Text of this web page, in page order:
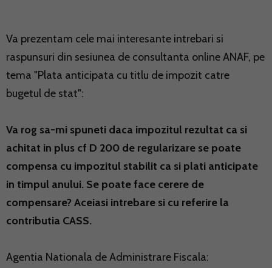
Va prezentam cele mai interesante intrebari si
raspunsuri din sesiunea de consultanta online ANAF, pe
tema "Plata anticipata cu titlu de impozit catre
bugetul de stat":
Va rog sa-mi spuneti daca impozitul rezultat ca si
achitat in plus cf D 200 de regularizare se poate
compensa cu impozitul stabilit ca si plati anticipate
in timpul anului. Se poate face cerere de
compensare? Aceiasi intrebare si cu referire la
contributia CASS.
Agentia Nationala de Administrare Fiscala: